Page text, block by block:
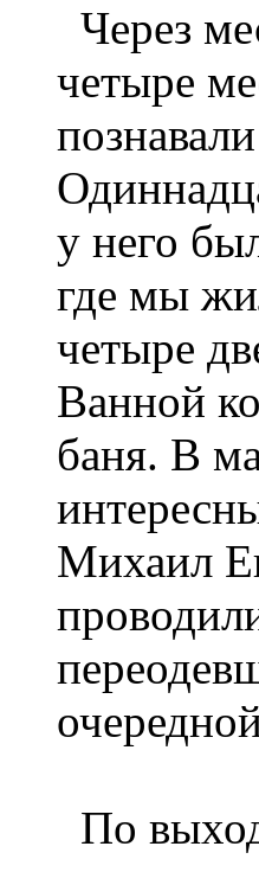
Через
четыре
у него
где мы
четыре
Ванной
баня. В
Михаил
По